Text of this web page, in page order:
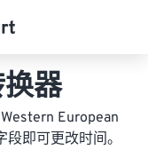
器
European
即可更改时间。